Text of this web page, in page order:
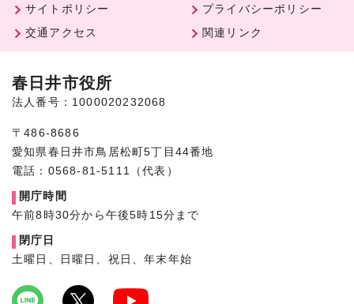
サイトポリシー
プライバシーポリシー
交通アクセス
関連リンク
春日井市役所
法人番号：1000020232068
〒486-8686
愛知県春日井市鳥居松町5丁目44番地
電話：0568-81-5111（代表）
開庁時間
午前8時30分から午後5時15分まで
閉庁日
土曜日、日曜日、祝日、年末年始